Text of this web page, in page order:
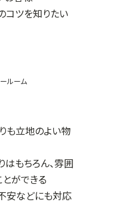
コツを知りたい
ルーム
も立地のよい物
はもちろん、雰囲
ができる
安などにも対応